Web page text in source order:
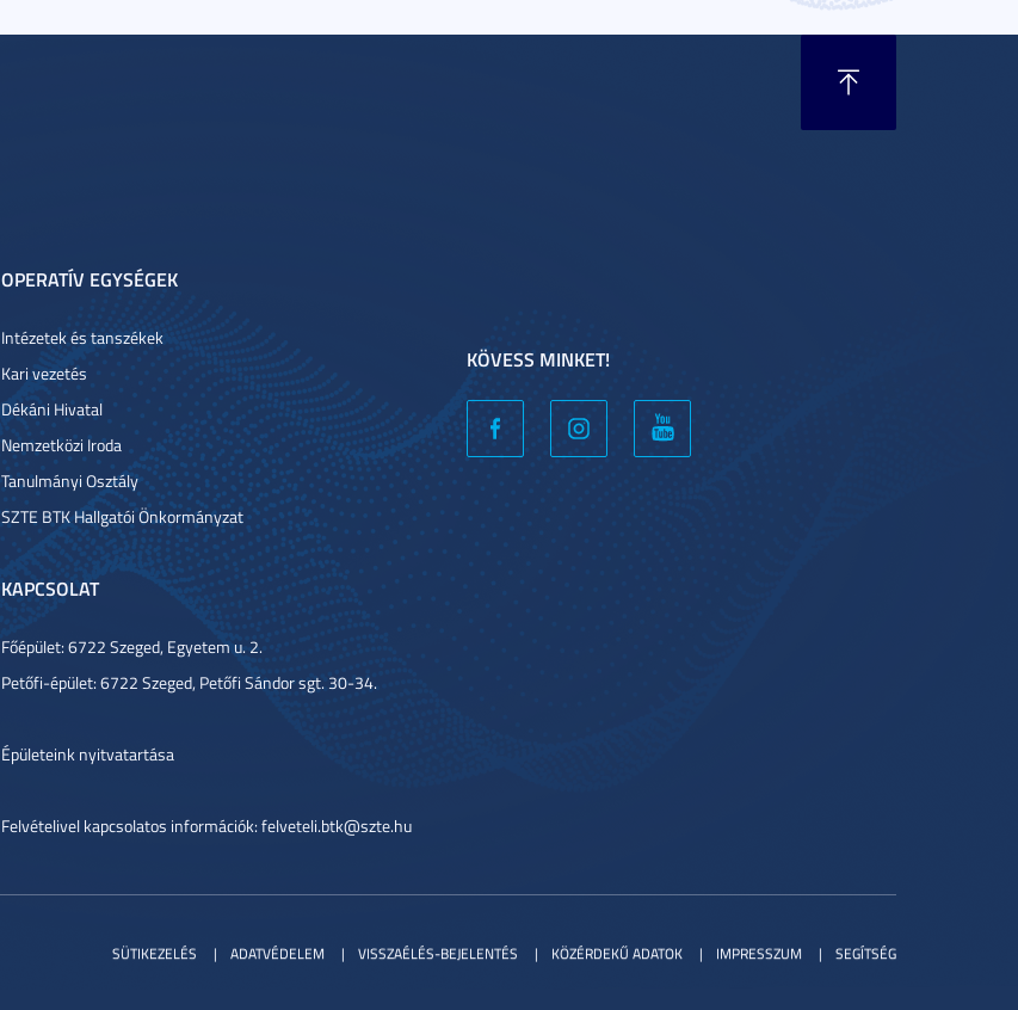
OPERATÍV EGYSÉGEK
Intézetek és tanszékek
Kari vezetés
Dékáni Hivatal
Nemzetközi Iroda
Tanulmányi Osztály
SZTE BTK Hallgatói Önkormányzat
KAPCSOLAT
Főépület: 6722 Szeged, Egyetem u. 2.
Petőfi-épület: 6722 Szeged, Petőfi Sándor sgt. 30-34.
Épületeink nyitvatartása
Felvételivel kapcsolatos információk: felveteli.btk@szte.hu
KÖVESS MINKET!
SÜTIKEZELÉS ADATVÉDELEM VISSZAÉLÉS-BEJELENTÉS KÖZÉRDEKŰ ADATOK IMPRESSZUM SEGÍTSÉG